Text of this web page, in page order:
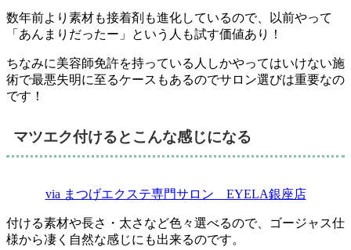
数年前より 素材も接着剤も進化しているので、以前やって
「あんまりだったー」という人も試す価値あり！
ちなみに美容師免許を持っている人しかやってはいけない施
術で最悪失明に至るケースもあるのでサロン選びは重要なの
です！
マツエク付けるとこんな感じになる
via まつげエクステ専門サロン EYELA銀座店
付ける素材や長さ・太さなど色々選べるので、ゴージャス仕
様から凄く自然な感じにも出来るのです。